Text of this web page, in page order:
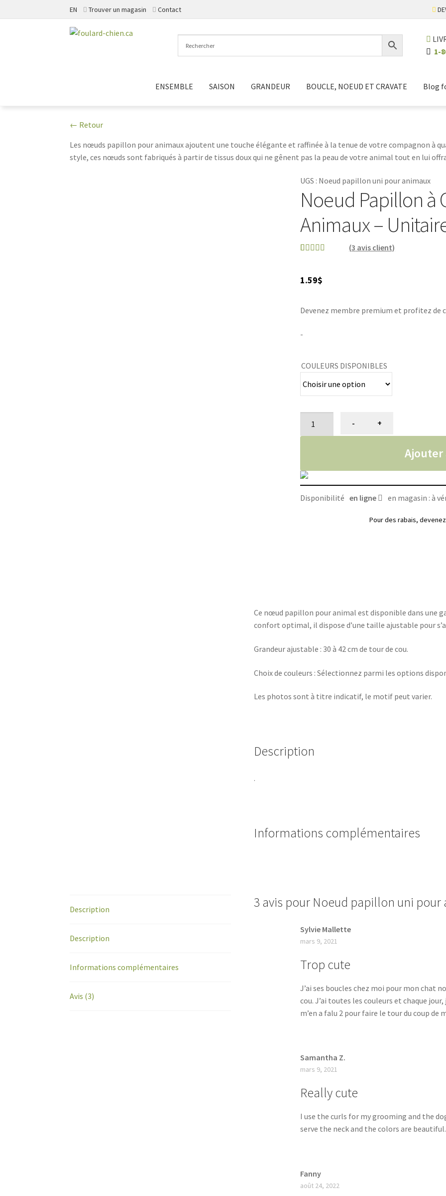
EN Trouver un magasin Contact
Aller
Aller
1-
ENSEMBLE SAISON GRANDEUR BOUCLE, NOEUD ET CRAVATE Blog
← Retour
Les nœuds papillon pour animaux ajoutent une touche élégante et raffinée à la tenue de votre compagnon à
style, ces nœuds sont fabriqués à partir de tissus doux qui ne gênent pas la peau de votre animal tout en lui
UGS : Noeud papillon uni pour animaux
Noeud Papillon à
Animaux –
5 basé
notations
(3 avis client)
1.59$
Devenez membre premium et profitez de
-
COULEURS DISPONIBLES
animaux
- +
Ajouter
Disponibilité en ligne en magasin : à
Pour des rabais,
Ce nœud papillon pour animal est disponible dans une
confort optimal, il dispose d’une taille ajustable pour
Grandeur ajustable : 30 à 42 cm de tour de cou.
Choix de couleurs : Sélectionnez parmi les options
Les photos sont à titre indicatif, le motif peut varier.
Description
.
Informations complémentaires
3 avis pour Noeud papillon uni pour
Sylvie Mallette
mars 9, 2021
Trop cute
J’ai ses boucles chez moi pour mon chat
cou. J’ai toutes les couleurs et chaque
m’en a falu 2 pour faire le tour du coup
Samantha Z.
mars 9, 2021
Really cute
I use the curls for my grooming and the
serve the neck and the colors are
Fanny
août 24, 2022
Description
Description
Informations complémentaires
Avis (3)